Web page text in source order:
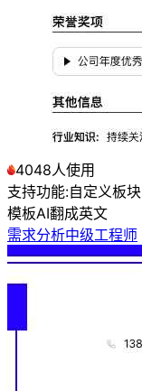
4048人使用
支持功能:自定义板块
模板AI翻成英文
需求分析中级工程师